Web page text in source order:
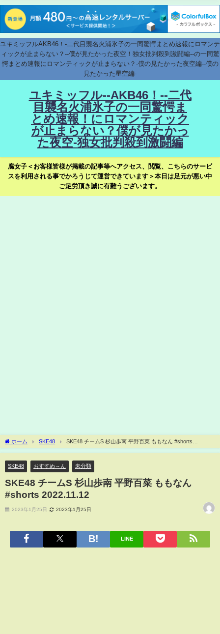
ユキミッフルAKB46！-二代目襲名火浦氷子の一同驚愕まとめ速報にロマンテ
ィックが止まらない？--僕が見たかった夜空！独女批判殺到激闘編--の一同驚
愕まとめ速報にロマンティックが止まらない？-僕の見たかった夜空編--僕の
見たかった星空編-
ユキミッフル--AKB46！--二代
目襲名火浦氷子の一同驚愕ま
とめ速報！にロマンティック
が止まらない？僕が見たかっ
た夜空-独女批判殺到激闘編
腐女子＜お客様皆様が掲載の記事等へアクセス、閲覧、こちらのサービ
スを利用される事でかろうじて運営できています＞本日は足元が悪い中
ご足労頂き誠に有難うございます。
ホーム SKE48
SKE48 チームS 杉山歩南 平野百菜 ももなん #shorts
2022.11.12
SKE48 おすすめ～ん 未分類
SKE48 チームS 杉山歩南 平野百菜 ももなん
#shorts 2022.11.12
2023年1月25日 2023年1月25日
LINE